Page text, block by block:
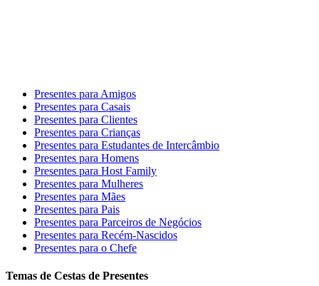
Presentes para Amigos
Presentes para Casais
Presentes para Clientes
Presentes para Crianças
Presentes para Estudantes de Intercâmbio
Presentes para Homens
Presentes para Host Family
Presentes para Mulheres
Presentes para Mães
Presentes para Pais
Presentes para Parceiros de Negócios
Presentes para Recém-Nascidos
Presentes para o Chefe
Temas de Cestas de Presentes